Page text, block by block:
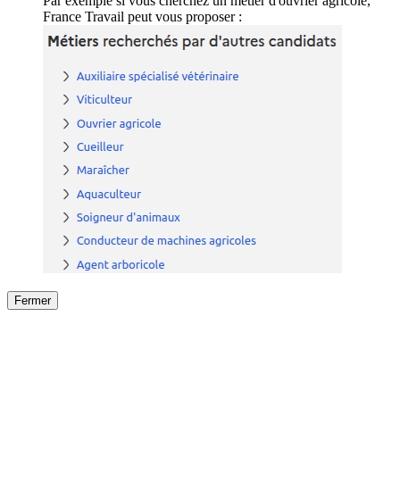
France Travail peut vous proposer :
Fermer